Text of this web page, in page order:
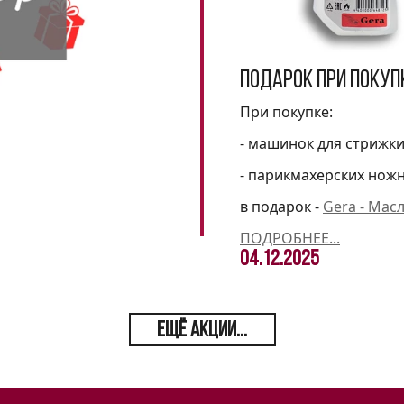
Подарок при
При покупке:
- машинок для
- парикмахерских
в подарок - Gera -
ПОДРОБНЕЕ...
04.12.2025
ЕЩЁ АКЦИИ...